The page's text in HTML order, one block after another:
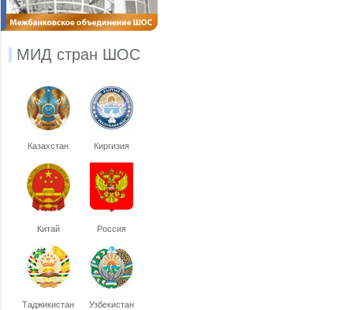
МИД стран ШОС
Казахстан Киргизия
Китай Россия
Таджикистан Узбекистан